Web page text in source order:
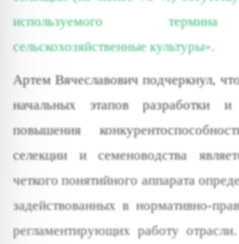
используемого
сельскохозяйственные культуры».
Артем Вячеславович подчеркнул,
начальных этапов разработки
повышения
селекции и семеноводства
четкого понятийного аппарата
задействованных в нормативно-
регламентирующих работу